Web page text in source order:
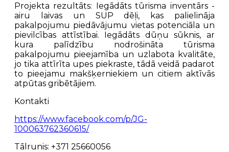
Projekta rezultāts: Iegādāts tūrisma inventārs -
airu laivas un SUP dēļi, kas palielināja
pakalpojumu piedāvājumu vietas potenciāla un
pievilcības attīstībai. Iegādāts dūņu sūknis, ar
kura palīdzību nodrošināta tūrisma
pakalpojumu pieejamība un uzlabota kvalitāte,
jo tika attīrīta upes piekraste, tādā veidā padarot
to pieejamu makšķerniekiem un citiem aktīvās
atpūtas gribētājiem.
Kontakti
https://www.facebook.com/p/JG-
100063762360615/
Tālrunis: +371 25660056